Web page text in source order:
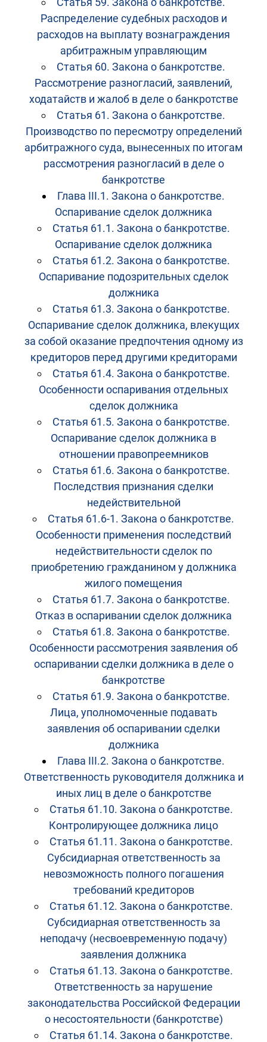
Распределение судебных расходов и
расходов на выплату вознаграждения
арбитражным управляющим
Статья 60. Закона о банкротстве.
Рассмотрение разногласий, заявлений,
ходатайств и жалоб в деле о банкротстве
Статья 61. Закона о банкротстве.
Производство по пересмотру определений
арбитражного суда, вынесенных по итогам
рассмотрения разногласий в деле о
банкротстве
Глава III.1. Закона о банкротстве.
Оспаривание сделок должника
Статья 61.1. Закона о банкротстве.
Оспаривание сделок должника
Статья 61.2. Закона о банкротстве.
Оспаривание подозрительных сделок
должника
Статья 61.3. Закона о банкротстве.
Оспаривание сделок должника, влекущих
за собой оказание предпочтения одному из
кредиторов перед другими кредиторами
Статья 61.4. Закона о банкротстве.
Особенности оспаривания отдельных
сделок должника
Статья 61.5. Закона о банкротстве.
Оспаривание сделок должника в
отношении правопреемников
Статья 61.6. Закона о банкротстве.
Последствия признания сделки
недействительной
Статья 61.6-1. Закона о банкротстве.
Особенности применения последствий
недействительности сделок по
приобретению гражданином у должника
жилого помещения
Статья 61.7. Закона о банкротстве.
Отказ в оспаривании сделок должника
Статья 61.8. Закона о банкротстве.
Особенности рассмотрения заявления об
оспаривании сделки должника в деле о
банкротстве
Статья 61.9. Закона о банкротстве.
Лица, уполномоченные подавать
заявления об оспаривании сделки
должника
Глава III.2. Закона о банкротстве.
Ответственность руководителя должника и
иных лиц в деле о банкротстве
Статья 61.10. Закона о банкротстве.
Контролирующее должника лицо
Статья 61.11. Закона о банкротстве.
Субсидиарная ответственность за
невозможность полного погашения
требований кредиторов
Статья 61.12. Закона о банкротстве.
Субсидиарная ответственность за
неподачу (несвоевременную подачу)
заявления должника
Статья 61.13. Закона о банкротстве.
Ответственность за нарушение
законодательства Российской Федерации
о несостоятельности (банкротстве)
Статья 61.14. Закона о банкротстве.